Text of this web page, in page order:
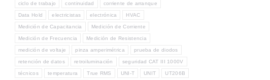
ciclo de trabajo continuidad corriente de arranque
Data Hold electricistas electrónica HVAC
Medición de Capacitancia Medición de Corriente
Medición de Frecuencia Medición de Resistencia
medición de voltaje pinza amperimétrica prueba de diodos
retención de datos retroiluminación seguridad CAT III 1000V
técnicos temperatura True RMS UNI-T UNIT UT206B